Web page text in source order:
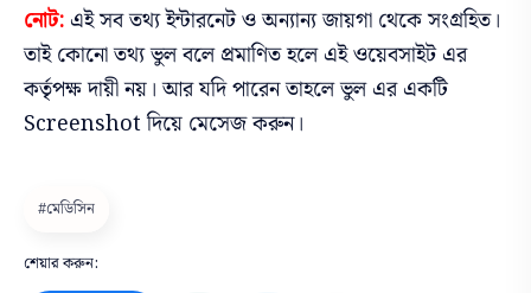
নোট: এই সব তথ্য ইন্টারনেট ও অন্যান্য জায়গা থেকে সংগ্রহিত।
তাই কোনো তথ্য ভুল বলে প্রমাণিত হলে এই ওয়েবসাইট এর
কর্তৃপক্ষ দায়ী নয়। আর যদি পারেন তাহলে ভুল এর একটি
Screenshot দিয়ে মেসেজ করুন।